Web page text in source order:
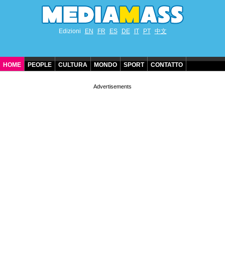
Edizioni EN FR ES DE IT PT 中文
HOME PEOPLE CULTURA MONDO SPORT CONTATTO